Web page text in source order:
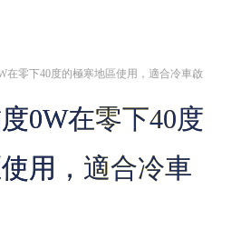
在零下40度的極寒地區使用，適合冷車啟
0W在零下40度
用，適合冷車